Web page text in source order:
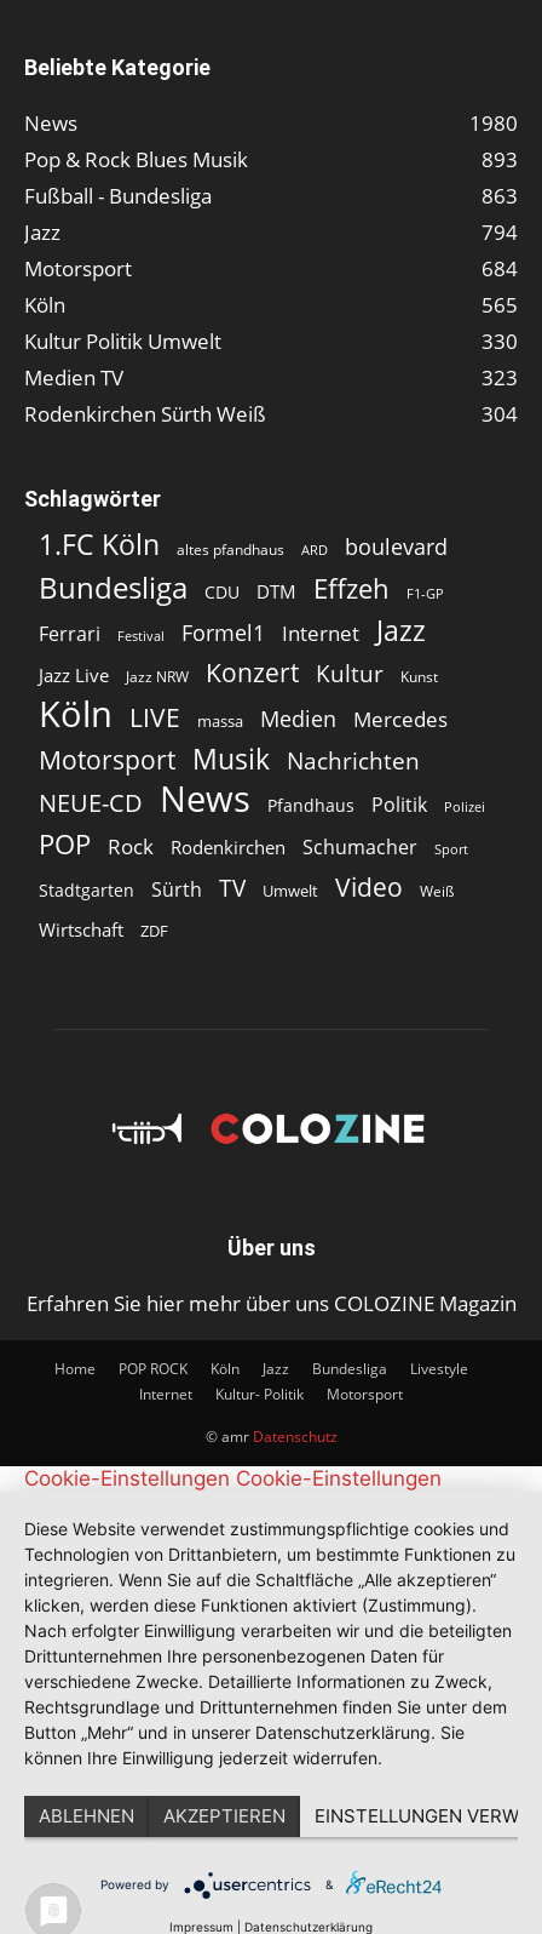
Beliebte Kategorie
News
1980
Pop & Rock Blues Musik
893
Fußball - Bundesliga
863
Jazz
794
Motorsport
684
Köln
565
Kultur Politik Umwelt
330
Medien TV
323
Rodenkirchen Sürth Weiß
304
Schlagwörter
1.FC Köln altes pfandhaus ARD boulevard
Bundesliga CDU DTM Effzeh F1-GP
Ferrari Festival Formel1 Internet Jazz
Jazz Live Jazz NRW Konzert Kultur Kunst
Köln LIVE massa Medien Mercedes
Motorsport Musik Nachrichten
NEUE-CD
News Pfandhaus Politik Polizei
POP Rock Rodenkirchen Schumacher Sport
Stadtgarten Sürth TV Umwelt Video Weiß
Wirtschaft ZDF
Über uns
Erfahren Sie hier mehr über uns COLOZINE Magazin
Home POP ROCK Köln Jazz Bundesliga
Livestyle
Internet
Kultur- Politik Motorsport
© amr Datenschutz
Cookie-Einstellungen Cookie-Einstellungen
Diese Website verwendet zustimmungspflichtige cookies und
Technologien von Drittanbietern, um bestimmte Funktionen zu
integrieren. Wenn Sie auf die Schaltfläche „Alle akzeptieren“
klicken, werden diese Funktionen aktiviert (Zustimmung).
Nach erfolgter Einwilligung verarbeiten wir und die beteiligten
Drittunternehmen Ihre personenbezogenen Daten für
verschiedene Zwecke. Detaillierte Informationen zu Zweck,
Rechtsgrundlage und Drittunternehmen finden Sie unter dem
Button „Mehr“ und in unserer Datenschutzerklärung. Sie
können Ihre Einwilligung jederzeit widerrufen.
ABLEHNEN AKZEPTIEREN EINSTELLUNGEN
Powered by &
Impressum Datenschutzerklärung